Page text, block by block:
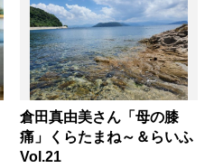
倉田真由美さん「母の膝
痛」くらたまね～＆らいふ
Vol.21